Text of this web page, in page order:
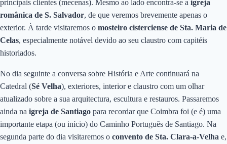
principais clientes (mecenas). Mesmo ao lado encontra-se a igreja
românica de S. Salvador, de que veremos brevemente apenas o
exterior. À tarde visitaremos o mosteiro cisterciense de Sta. Maria de
Celas, especialmente notável devido ao seu claustro com capitéis
historiados.
No dia seguinte a conversa sobre História e Arte continuará na
Catedral (Sé Velha), exteriores, interior e claustro com um olhar
atualizado sobre a sua arquitectura, escultura e restauros. Passaremos
ainda na igreja de Santiago para recordar que Coimbra foi (e é) uma
importante etapa (ou início) do Caminho Português de Santiago. Na
segunda parte do dia visitaremos o convento de Sta. Clara-a-Velha e,